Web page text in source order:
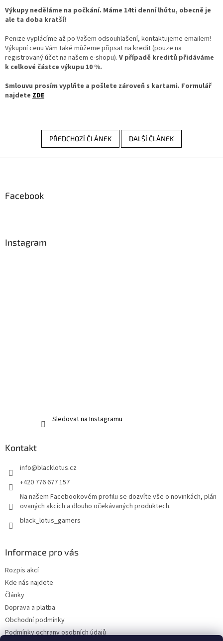
Výkupy neděláme na počkání. Máme 14ti denní lhůtu, obecně je
ale ta doba kratší!
Penize vyplácíme až po Vašem odsouhlašení, kontaktujeme emailem!
Výkupní cenu Vám také můžeme připsat na kredit (pouze na
registrovaný účet na našem e-shopu). V případě kreditů přidáváme
k celkové částce výkupu 10 %.
Smlouvu prosím vyplňte a pošlete zároveň s kartami. Formulář
najdete ZDE
PŘEDCHOZÍ ČLÁNEK DALŠÍ ČLÁNEK
Facebook
Instagram
Sledovat na Instagramu
Kontakt
info@blacklotus.cz
+420 776 677 157
Na našem Facebookovém profilu se dozvíte vše o novinkách, plán
ovaných akcích a dlouho očekávaných produktech.
black_lotus_gamers
Informace pro vás
Rozpis akcí
Kde nás najdete
Články
Doprava a platba
Obchodní podmínky
Podmínky ochrany osobních údajů